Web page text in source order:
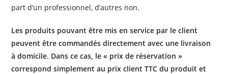
part d’un professionnel, d’autres non.
Les produits pouvant être mis en service par le client
peuvent être commandés directement avec une livraison
à domicile. Dans ce cas, le « prix de réservation »
correspond simplement au prix client TTC du produit et